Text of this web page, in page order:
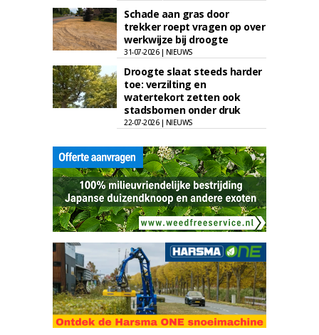
Schade aan gras door
trekker roept vragen op over
werkwijze bij droogte
31-07-2026 | NIEUWS
Droogte slaat steeds harder
toe: verzilting en
watertekort zetten ook
stadsbomen onder druk
22-07-2026 | NIEUWS